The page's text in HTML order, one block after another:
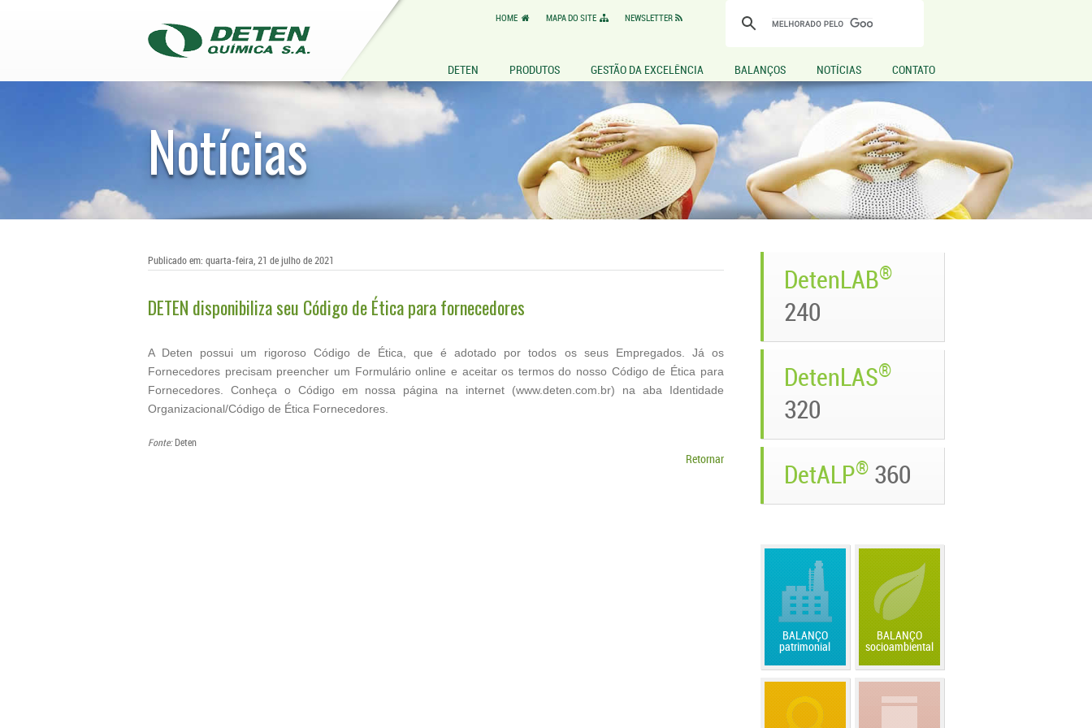
HOME MAPA DO SITE NEWSLETTER
DETEN PRODUTOS GESTÃO DA EXCELÊNCIA BALANÇOS NOTÍCIAS CONTATO
Notícias
Publicado em: quarta-feira, 21 de julho de 2021
DETEN disponibiliza seu Código de Ética para fornecedores
A Deten possui um rigoroso Código de Ética, que é adotado por todos os seus Empregados. Já os
Fornecedores precisam preencher um Formulário online e aceitar os termos do nosso Código de Ética para
Fornecedores. Conheça o Código em nossa página na internet (www.deten.com.br) na aba Identidade
Organizacional/Código de Ética Fornecedores.
Fonte:Deten
Retornar
DetenLAB®
240
DetenLAS®
320
DetALP® 360
BALANÇO
patrimonial
BALANÇO
socioambiental